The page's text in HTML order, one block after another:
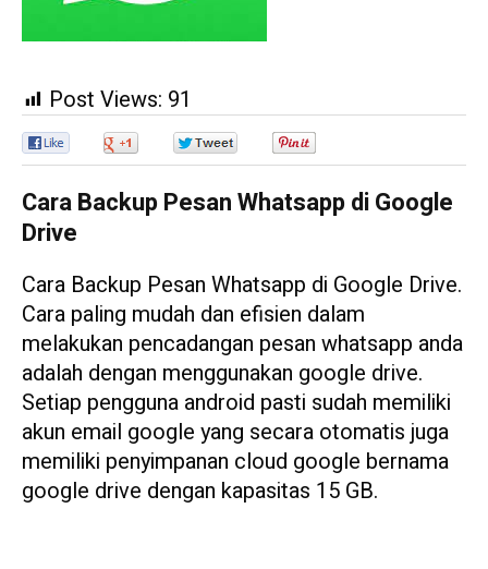
Post Views: 91
Cara Backup Pesan Whatsapp di Google
Drive
Cara Backup Pesan Whatsapp di Google Drive.
Cara paling mudah dan efisien dalam
melakukan pencadangan pesan whatsapp anda
adalah dengan menggunakan google drive.
Setiap pengguna android pasti sudah memiliki
akun email google yang secara otomatis juga
memiliki penyimpanan cloud google bernama
google drive dengan kapasitas 15 GB.